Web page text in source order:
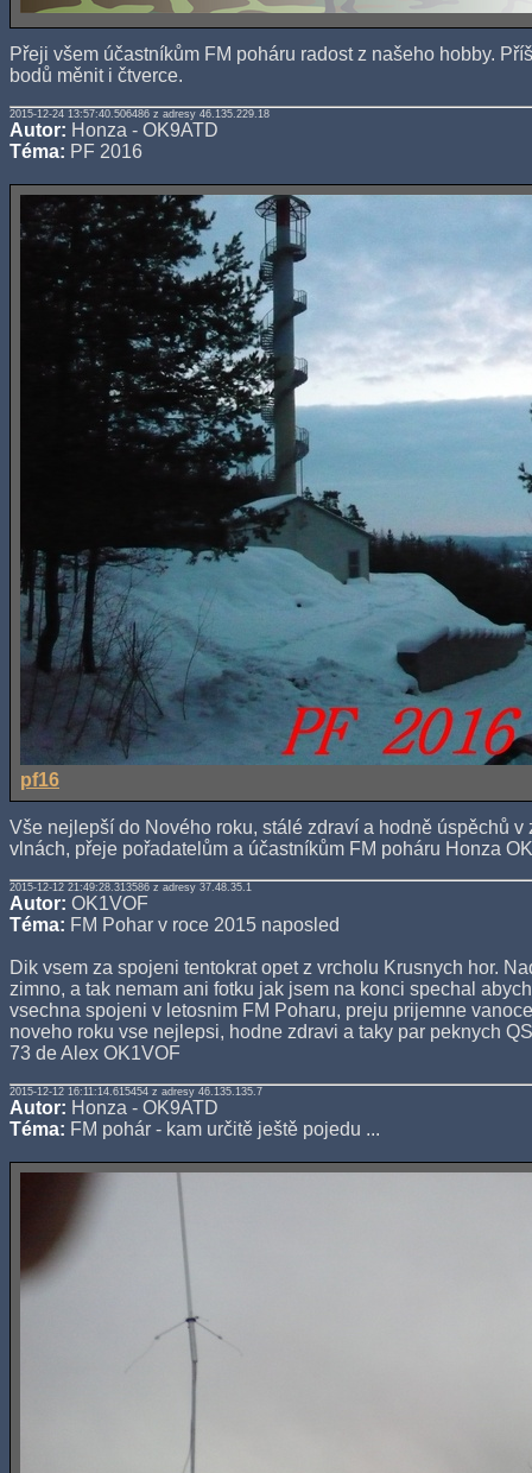
Přeji všem účastníkům FM poháru radost z našeho hobby.
bodů měnit i čtverce.
2015-12-24 13:57:40.506486 z adresy 46.135.229.18
Autor: Honza - OK9ATD
Téma: PF 2016
pf16
Vše nejlepší do Nového roku, stálé zdraví a hodně úspěchů
vlnách, přeje pořadatelům a účastníkům FM poháru Honza
2015-12-12 21:49:28.313586 z adresy 37.48.35.1
Autor: OK1VOF
Téma: FM Pohar v roce 2015 naposled
Dik vsem za spojeni tentokrat opet z vrcholu Krusnych hor.
zimno, a tak nemam ani fotku jak jsem na konci spechal
vsechna spojeni v letosnim FM Poharu, preju prijemne
noveho roku vse nejlepsi, hodne zdravi a taky par peknych
73 de Alex OK1VOF
2015-12-12 16:11:14.615454 z adresy 46.135.135.7
Autor: Honza - OK9ATD
Téma: FM pohár - kam určitě ještě pojedu ...